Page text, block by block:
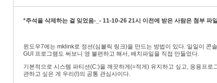
*주석을 삭제하는 걸 잊었음-_- 11-10-26 21시 이전에 받은 사람은 첨부 파
윈도우7에는 mklink로 정션(심볼릭 링크)을 만드는 방법이 있다. 일일이 콘
GUI 프로그램도 써보니 영 불편하고 해서, 배치파일을 직접 만들었다.
기본적으로 시스템 파티션(C:)을 깨끗하게(=적게) 유지하고 싶고, 응용프
관하고 싶은 게 우리(!)의 공통 관심사이다.